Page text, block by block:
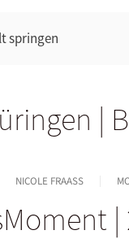
springen
|
NICOLE FRAASS
|